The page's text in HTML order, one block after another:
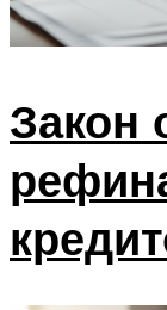
Закон